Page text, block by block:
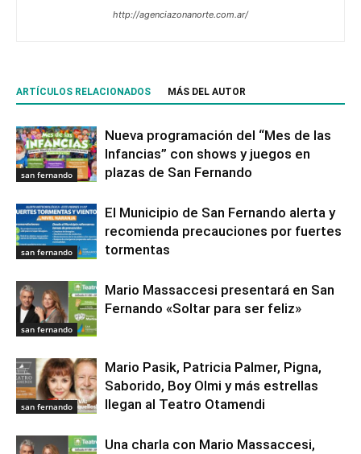
http://agenciazonanorte.com.ar/
ARTÍCULOS RELACIONADOS MÁS DEL AUTOR
san fernando
Nueva programación del “Mes de las
Infancias” con shows y juegos en
plazas de San Fernando
san fernando
El Municipio de San Fernando alerta y
recomienda precauciones por fuertes
tormentas
san fernando
Mario Massaccesi presentará en San
Fernando «Soltar para ser feliz»
san fernando
Mario Pasik, Patricia Palmer, Pigna,
Saborido, Boy Olmi y más estrellas
llegan al Teatro Otamendi
Una charla con Mario Massaccesi,